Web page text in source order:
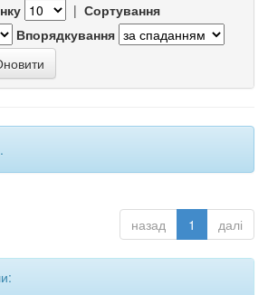
| Сортування
Впорядкування
назад 1 далі